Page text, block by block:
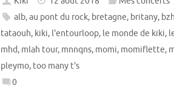
alb,au pont du rock, bretagne, britany, bzh
tataouh, kiki, l'entourloop, le monde de kiki,
mhd, mlah tour, mnnqns, momi, momiflette,
pleymo, too many t's
0